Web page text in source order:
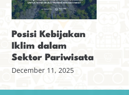
Posisi Kebijakan
Iklim dalam
Sektor Pariwisata
December 11, 2025